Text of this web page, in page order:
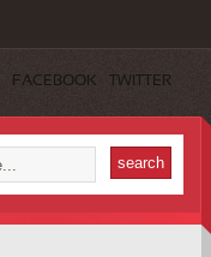
FACEBOOK TWITTER